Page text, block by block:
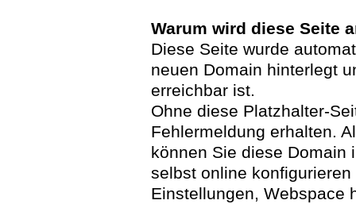
Warum wird diese Seite
Diese Seite wurde
neuen Domain hinterlegt
erreichbar ist.
Ohne diese Platzhalter-
Fehlermeldung erhalten.
können Sie diese Domain
selbst online
Einstellungen, Webspace